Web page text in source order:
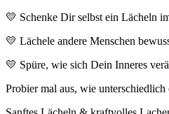
💛 Schenke Dir selbst ein Lächeln
💛 Lächele andere Menschen
💛 Spüre, wie sich Dein Inneres
Probier mal aus, wie unterschiedlich